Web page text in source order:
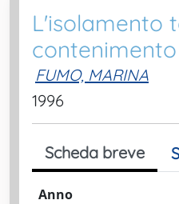
L'isolamento
FUMO, MARINA
1996
Scheda breve
Anno